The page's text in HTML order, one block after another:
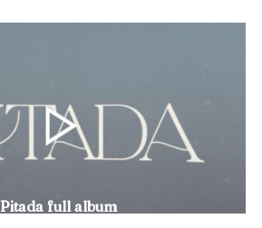
Pitada full album